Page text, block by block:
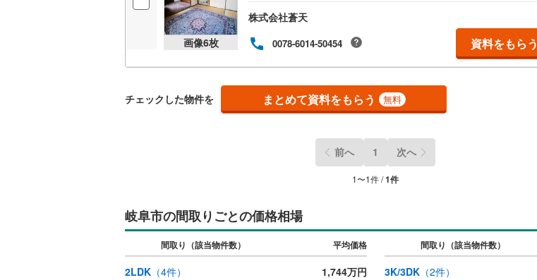
画像6枚
株式会社蒼天
0078-6014-50454 資料をもらう
チェックした物件を まとめて資料をもらう 無料
前へ 1 次へ
1〜1件 /1件
岐阜市の間取りごとの価格相場
間取り（該当物件数） 平均価格 間取り（該当物件数）
2LDK （4件） 1,744万円 3K/3DK（2件）
江崎南(
角地（0）
販売、価格、契約、入居関連など
）